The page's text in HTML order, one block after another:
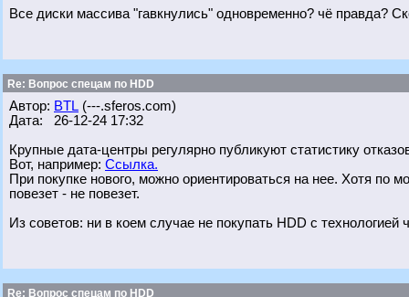
Все диски массива "гавкнулись" одновременно? чё правда?
Re: Вопрос спецам по HDD
Автор: BTL (---.sferos.com)
Дата: 26-12-24 17:32
Крупные дата-центры регулярно публикуют статистику
Вот, например: Ссылка.
При покупке нового, можно ориентироваться на нее. Хотя по
повезет - не повезет.
Из советов: ни в коем случае не покупать HDD с
Re: Вопрос спецам по HDD